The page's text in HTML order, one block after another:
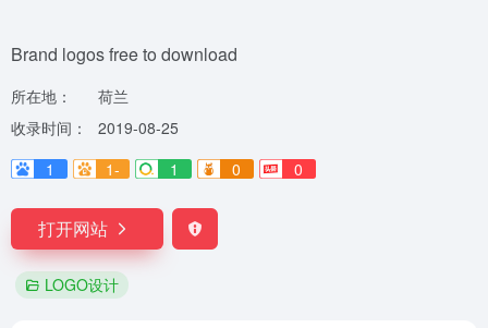
Brand logos free to download
所在地：
荷兰
收录时间：
2019-08-25
1
1- 1 0 0
打开网站
LOGO设计